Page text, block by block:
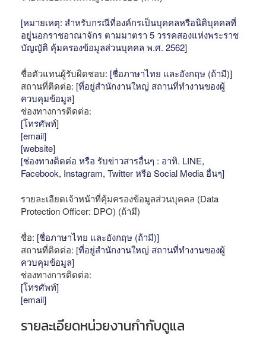
[หมายเหตุ: สำหรับกรณีที่องค์กรเป็นบุคคลหรือนิติบุคคลที่
อยู่นอกราชอาณาจักร ตามมาตรา 5 วรรคสองแห่งพระราช
บัญญัติ คุ้มครองข้อมูลส่วนบุคคล พ.ศ. 2562]
ชื่อตัวแทนผู้รับผิดชอบ: [ชื่อภาษาไทย และอังกฤษ (ถ้ามี)]
สถานที่ติดต่อ: [ที่อยู่สำนักงานใหญ่ สถานที่ทำงานของผู้
ควบคุมข้อมูล]
ช่องทางการติดต่อ:
[โทรศัพท์]
[email]
[website]
[ช่องทางติดต่อ หรือ รับข่าวสารอื่นๆ : อาทิ. LINE,
Facebook, Instagram, Twitter หรือ Social Media อื่นๆ]
รายละเอียดเจ้าหน้าที่คุ้มครองข้อมูลส่วนบุคคล (Data
Protection Officer: DPO) (ถ้ามี)
ชื่อ: [ชื่อภาษาไทย และอังกฤษ (ถ้ามี)]
สถานที่ติดต่อ: [ที่อยู่สำนักงานใหญ่ สถานที่ทำงานของผู้
ควบคุมข้อมูล]
ช่องทางการติดต่อ:
[โทรศัพท์]
[email]
รายละเอียดหน่วยงานกำกับดูแล